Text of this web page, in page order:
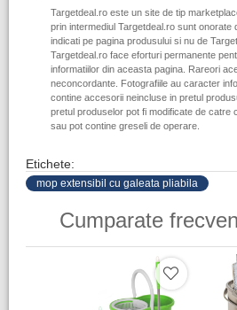
Targetdeal.ro este un site de tip
prin intermediul Targetdeal.ro sunt onorate
indicati pe pagina produsului si nu de
Targetdeal.ro face eforturi permanente
informatiilor din aceasta pagina. Rareori
neconcordante. Fotografiile au caracter
contine accesorii neincluse in pretul
pretul produselor pot fi modificate de catre
sau pot contine greseli de operare.
Etichete:
mop extensibil cu galeata pliabila
Cumparate